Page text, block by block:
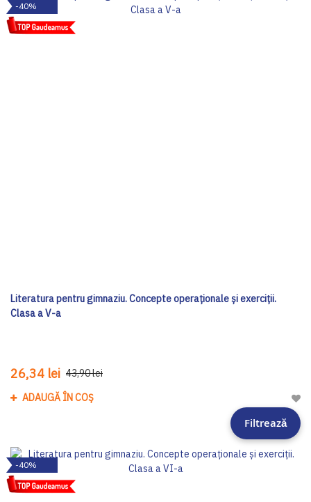
-40%
Literatura pentru gimnaziu. Concepte operaționale și exerciții.
Clasa a V-a
26,34 lei 43,90 lei
ADAUGĂ ÎN COȘ
-40%
Filtrează